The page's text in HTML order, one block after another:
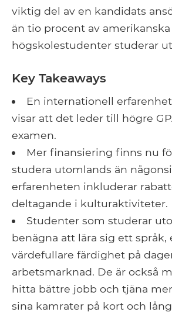
viktig del av en kandidats
än tio procent av amerikanska
högskolestudenter studerar
Key Takeaways
En internationell
visar att det leder till högre
examen.
Mer finansiering finns nu
studera utomlands än
erfarenheten inkluderar
deltagande i kulturaktiviteter.
Studenter som studerar
benägna att lära sig ett språk,
värdefullare färdighet på
arbetsmarknad. De är också
hitta bättre jobb och tjäna
sina kamrater på kort och